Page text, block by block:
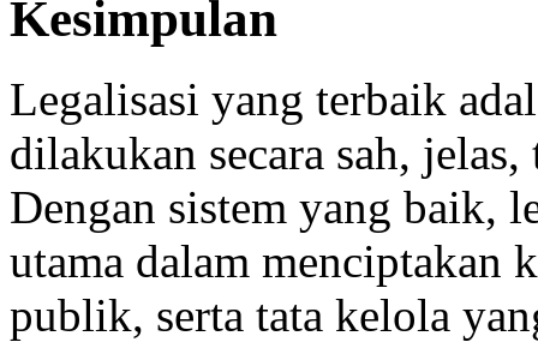
Kesimpulan
Legalisasi yang terbaik
dilakukan secara sah,
Dengan sistem yang baik,
utama dalam menciptakan
publik, serta tata kelola